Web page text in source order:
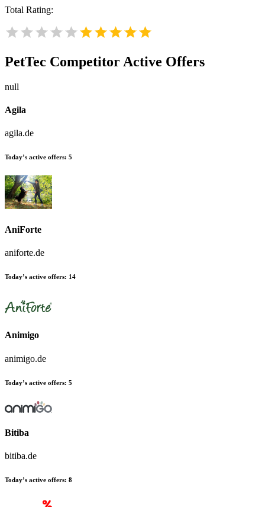
Total Rating:
PetTec Competitor Active Offers
null
Agila
agila.de
Today’s active offers: 5
AniForte
aniforte.de
Today’s active offers: 14
Animigo
animigo.de
Today’s active offers: 5
Bitiba
bitiba.de
Today’s active offers: 8